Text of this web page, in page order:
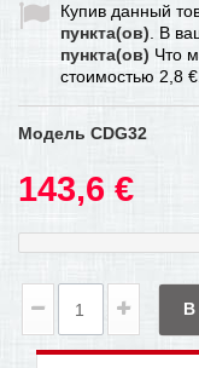
Купив данный
пункта(ов) . В
пункта(ов) Что
стоимостью 2,8 €
Модель CDG32
143,6 €
В